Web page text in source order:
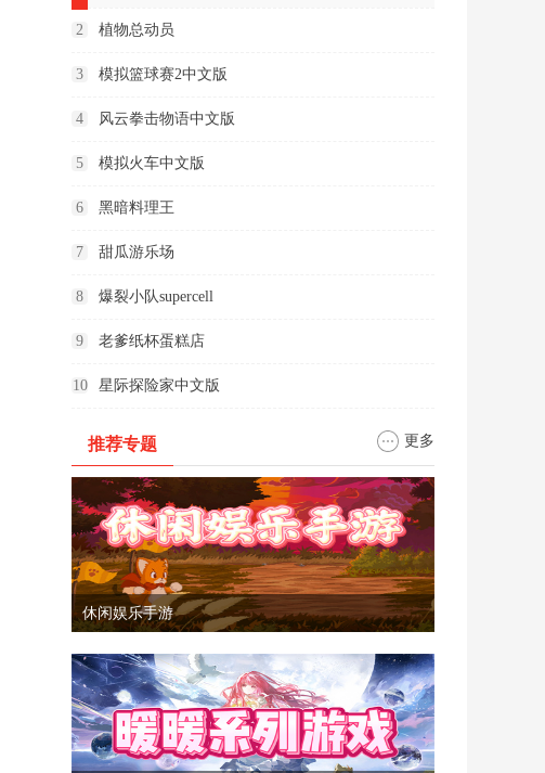
2 植物总动员
3 模拟篮球赛2中文版
4 风云拳击物语中文版
5 模拟火车中文版
6 黑暗料理王
7 甜瓜游乐场
8 爆裂小队supercell
9 老爹纸杯蛋糕店
10 星际探险家中文版
推荐专题 更多
休闲娱乐手游